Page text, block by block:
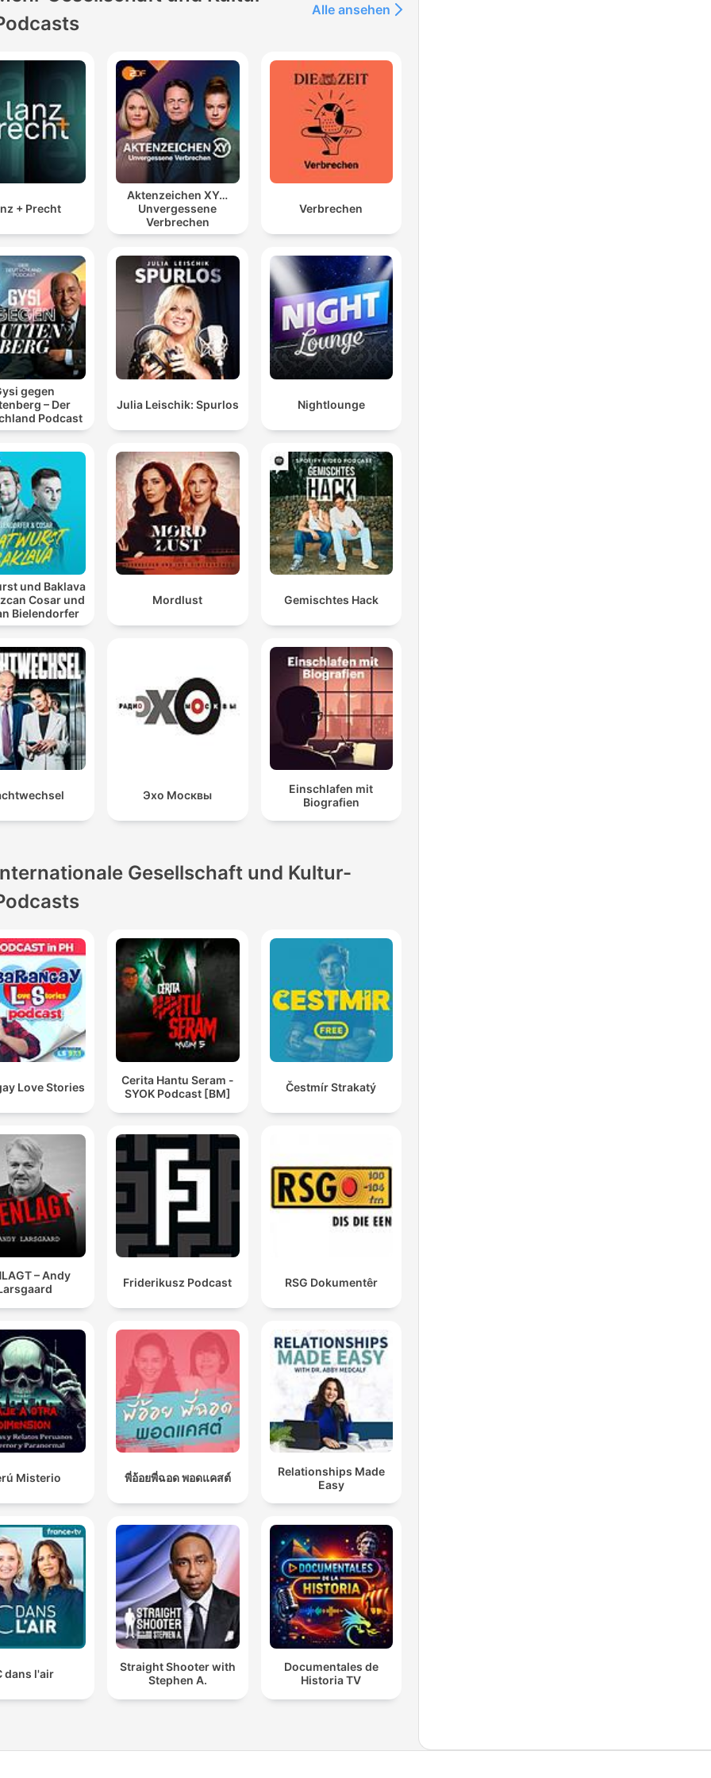
Alle ansehen
+ Precht
Aktenzeichen XY…
Unvergessene
Verbrechen
Verbrechen
gegen
– Der
Podcast
Julia Leischik: Spurlos Nightlounge
und Baklava
Cosar und
Bielendorfer
Mordlust Gemischtes Hack
Эхо Москвы
Einschlafen mit
Biografien
Gesellschaft und Kultur-
Love Stories
Cerita Hantu Seram -
SYOK Podcast [BM]
Čestmír Strakatý
– Andy
Friderikusz Podcast RSG Dokumentêr
Misterio พี่อ้อยพี่ฉอด พอดแคสต์
Relationships Made
Easy
dans l'air
Straight Shooter with
Stephen A.
Documentales de
Historia TV